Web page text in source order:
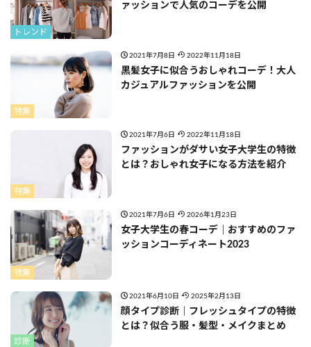
トレンド
ァッションで人気のコーデを公開
特集
2021年7月8日 2022年11月18日
黒髪女子に似合うおしゃれコーデ！大人
カジュアルファッションを公開
特集
2021年7月6日 2022年11月18日
ファッションがダサい女子大学生の特徴
とは？おしゃれ女子になる方法を紹介
特集
2021年7月6日 2026年1月23日
女子大学生の春コーデ｜おすすめのファ
ッションコーディネート2023
診断
2021年6月10日 2025年2月13日
顔タイプ診断｜フレッシュタイプの特徴
とは？似合う服・髪型・メイクまとめ